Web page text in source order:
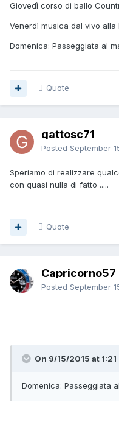
Giovedì corso di ballo
Venerdì musica dal vivo
Domenica: Passeggiata al
Quote
gattosc71
Posted September
Speriamo di realizzare
con quasi nulla di fatto .....
Quote
Capricorno57
Posted September
On 9/15/2015 at
Domenica: Passeggiata